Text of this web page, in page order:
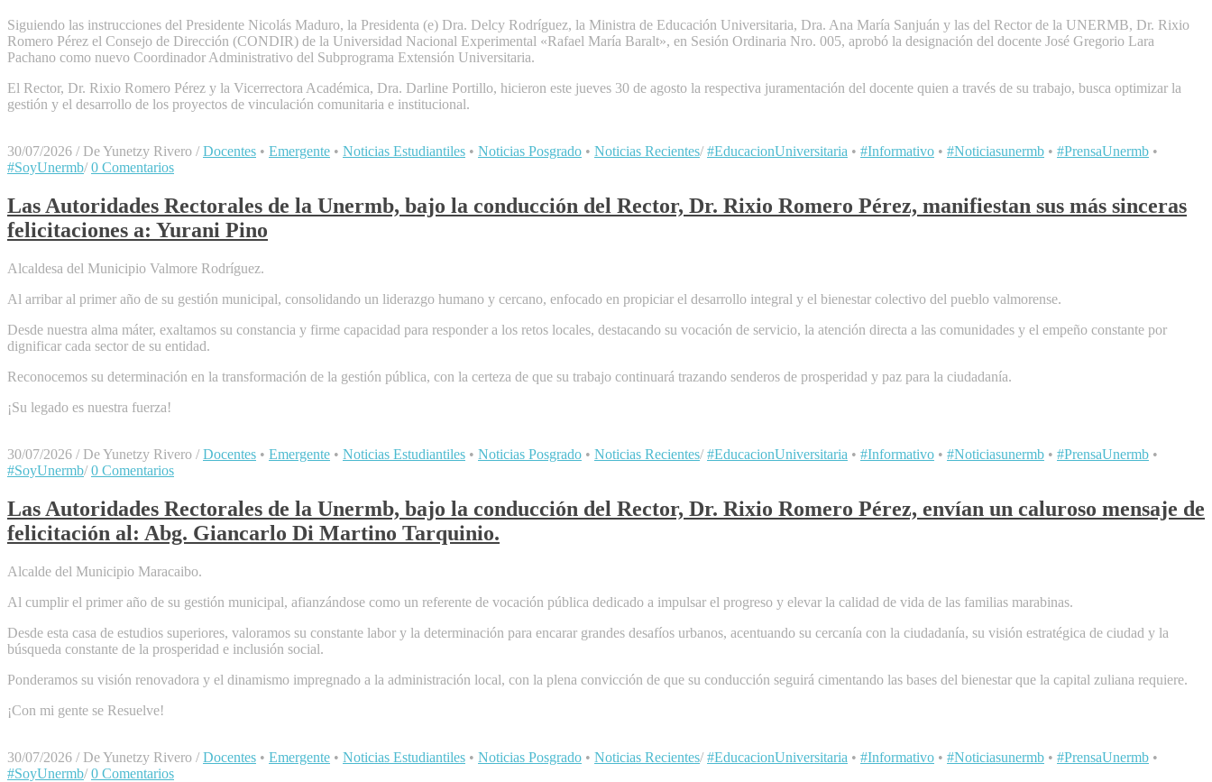
Siguiendo las instrucciones del Presidente Nicolás Maduro, la Presidenta (e) Dra. Delcy Rodríguez, la Ministra de Educación Universitaria, Dra. Ana María Sanjuán y las del Rector de la UNERMB, Dr. Rixio
Romero Pérez el Consejo de Dirección (CONDIR) de la Universidad Nacional Experimental «Rafael María Baralt», en Sesión Ordinaria Nro. 005, aprobó la designación del docente José Gregorio Lara
Pachano como nuevo Coordinador Administrativo del Subprograma Extensión Universitaria.
El Rector, Dr. Rixio Romero Pérez y la Vicerrectora Académica, Dra. Darline Portillo, hicieron este jueves 30 de agosto la respectiva juramentación del docente quien a través de su trabajo, busca optimizar la
gestión y el desarrollo de los proyectos de vinculación comunitaria e institucional.
30/07/2026 / De Yunetzy Rivero / Docentes • Emergente • Noticias Estudiantiles • Noticias Posgrado • Noticias Recientes/ #EducacionUniversitaria • #Informativo • #Noticiasunermb • #PrensaUnermb •
#SoyUnermb/ 0 Comentarios
Las Autoridades Rectorales de la Unermb, bajo la conducción del Rector, Dr. Rixio Romero Pérez, manifiestan sus más sinceras
felicitaciones a: Yurani Pino
Alcaldesa del Municipio Valmore Rodríguez.
Al arribar al primer año de su gestión municipal, consolidando un liderazgo humano y cercano, enfocado en propiciar el desarrollo integral y el bienestar colectivo del pueblo valmorense.
Desde nuestra alma máter, exaltamos su constancia y firme capacidad para responder a los retos locales, destacando su vocación de servicio, la atención directa a las comunidades y el empeño constante por
dignificar cada sector de su entidad.
Reconocemos su determinación en la transformación de la gestión pública, con la certeza de que su trabajo continuará trazando senderos de prosperidad y paz para la ciudadanía.
​¡Su legado es nuestra fuerza!
30/07/2026 / De Yunetzy Rivero / Docentes • Emergente • Noticias Estudiantiles • Noticias Posgrado • Noticias Recientes/ #EducacionUniversitaria • #Informativo • #Noticiasunermb • #PrensaUnermb •
#SoyUnermb/ 0 Comentarios
Las Autoridades Rectorales de la Unermb, bajo la conducción del Rector, Dr. Rixio Romero Pérez, envían un caluroso mensaje de
felicitación al: Abg. Giancarlo Di Martino Tarquinio.
Alcalde del Municipio Maracaibo.
Al cumplir el primer año de su gestión municipal, afianzándose como un referente de vocación pública dedicado a impulsar el progreso y elevar la calidad de vida de las familias marabinas.
Desde esta casa de estudios superiores, valoramos su constante labor y la determinación para encarar grandes desafíos urbanos, acentuando su cercanía con la ciudadanía, su visión estratégica de ciudad y la
búsqueda constante de la prosperidad e inclusión social.
Ponderamos su visión renovadora y el dinamismo impregnado a la administración local, con la plena convicción de que su conducción seguirá cimentando las bases del bienestar que la capital zuliana requiere.
​¡Con mi gente se Resuelve!
30/07/2026 / De Yunetzy Rivero / Docentes • Emergente • Noticias Estudiantiles • Noticias Posgrado • Noticias Recientes/ #EducacionUniversitaria • #Informativo • #Noticiasunermb • #PrensaUnermb •
#SoyUnermb/ 0 Comentarios